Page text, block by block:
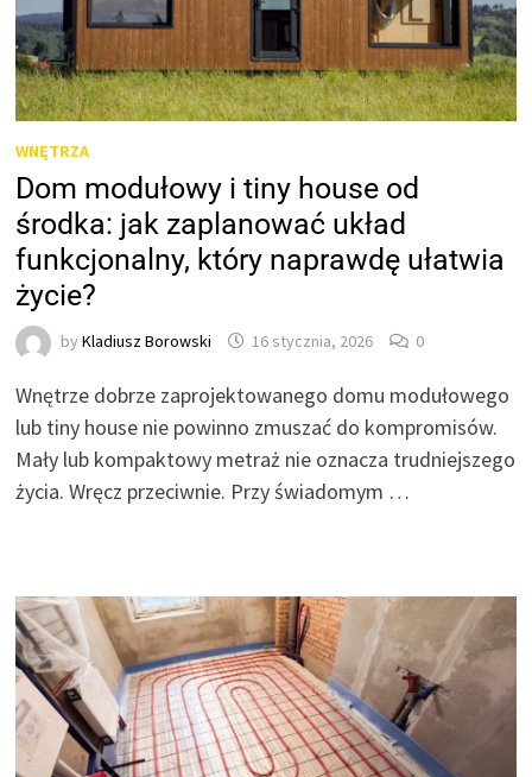
WNĘTRZA
Dom modułowy i tiny house od
środka: jak zaplanować układ
funkcjonalny, który naprawdę ułatwia
życie?
byKladiusz Borowski 16 stycznia, 2026 0
Wnętrze dobrze zaprojektowanego domu modułowego
lub tiny house nie powinno zmuszać do kompromisów.
Mały lub kompaktowy metraż nie oznacza trudniejszego
życia. Wręcz przeciwnie. Przy świadomym …